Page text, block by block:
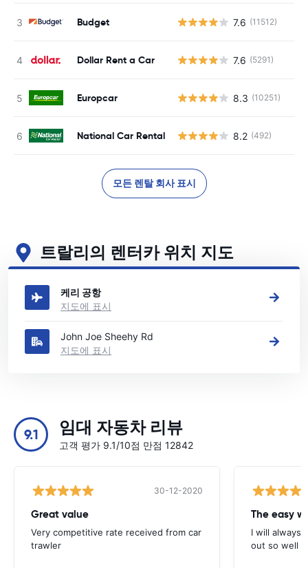
Budget 7.6 (11512)
Dollar Rent a Car 7.6 (5291)
Europcar 8.3 (10251)
National Car Rental 8.2 (492)
모든 렌탈 회사 표시
트랄리의 렌터카 위치 지도
트랄리의 주요 렌터카 영업소 보기
케리 공항
지도에 표시
John Joe Sheehy Rd
지도에 표시
9.1 임대 자동차 리뷰
고객 평가 9.1/10점 만점 12842
30-12-2020
Great value
Very competitive rate received from car
trawler
I will always
out so well